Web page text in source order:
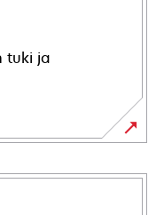
tuki ja